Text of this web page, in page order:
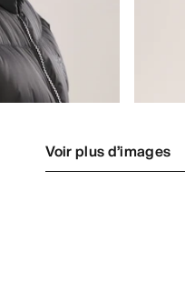
Voir plus d’images